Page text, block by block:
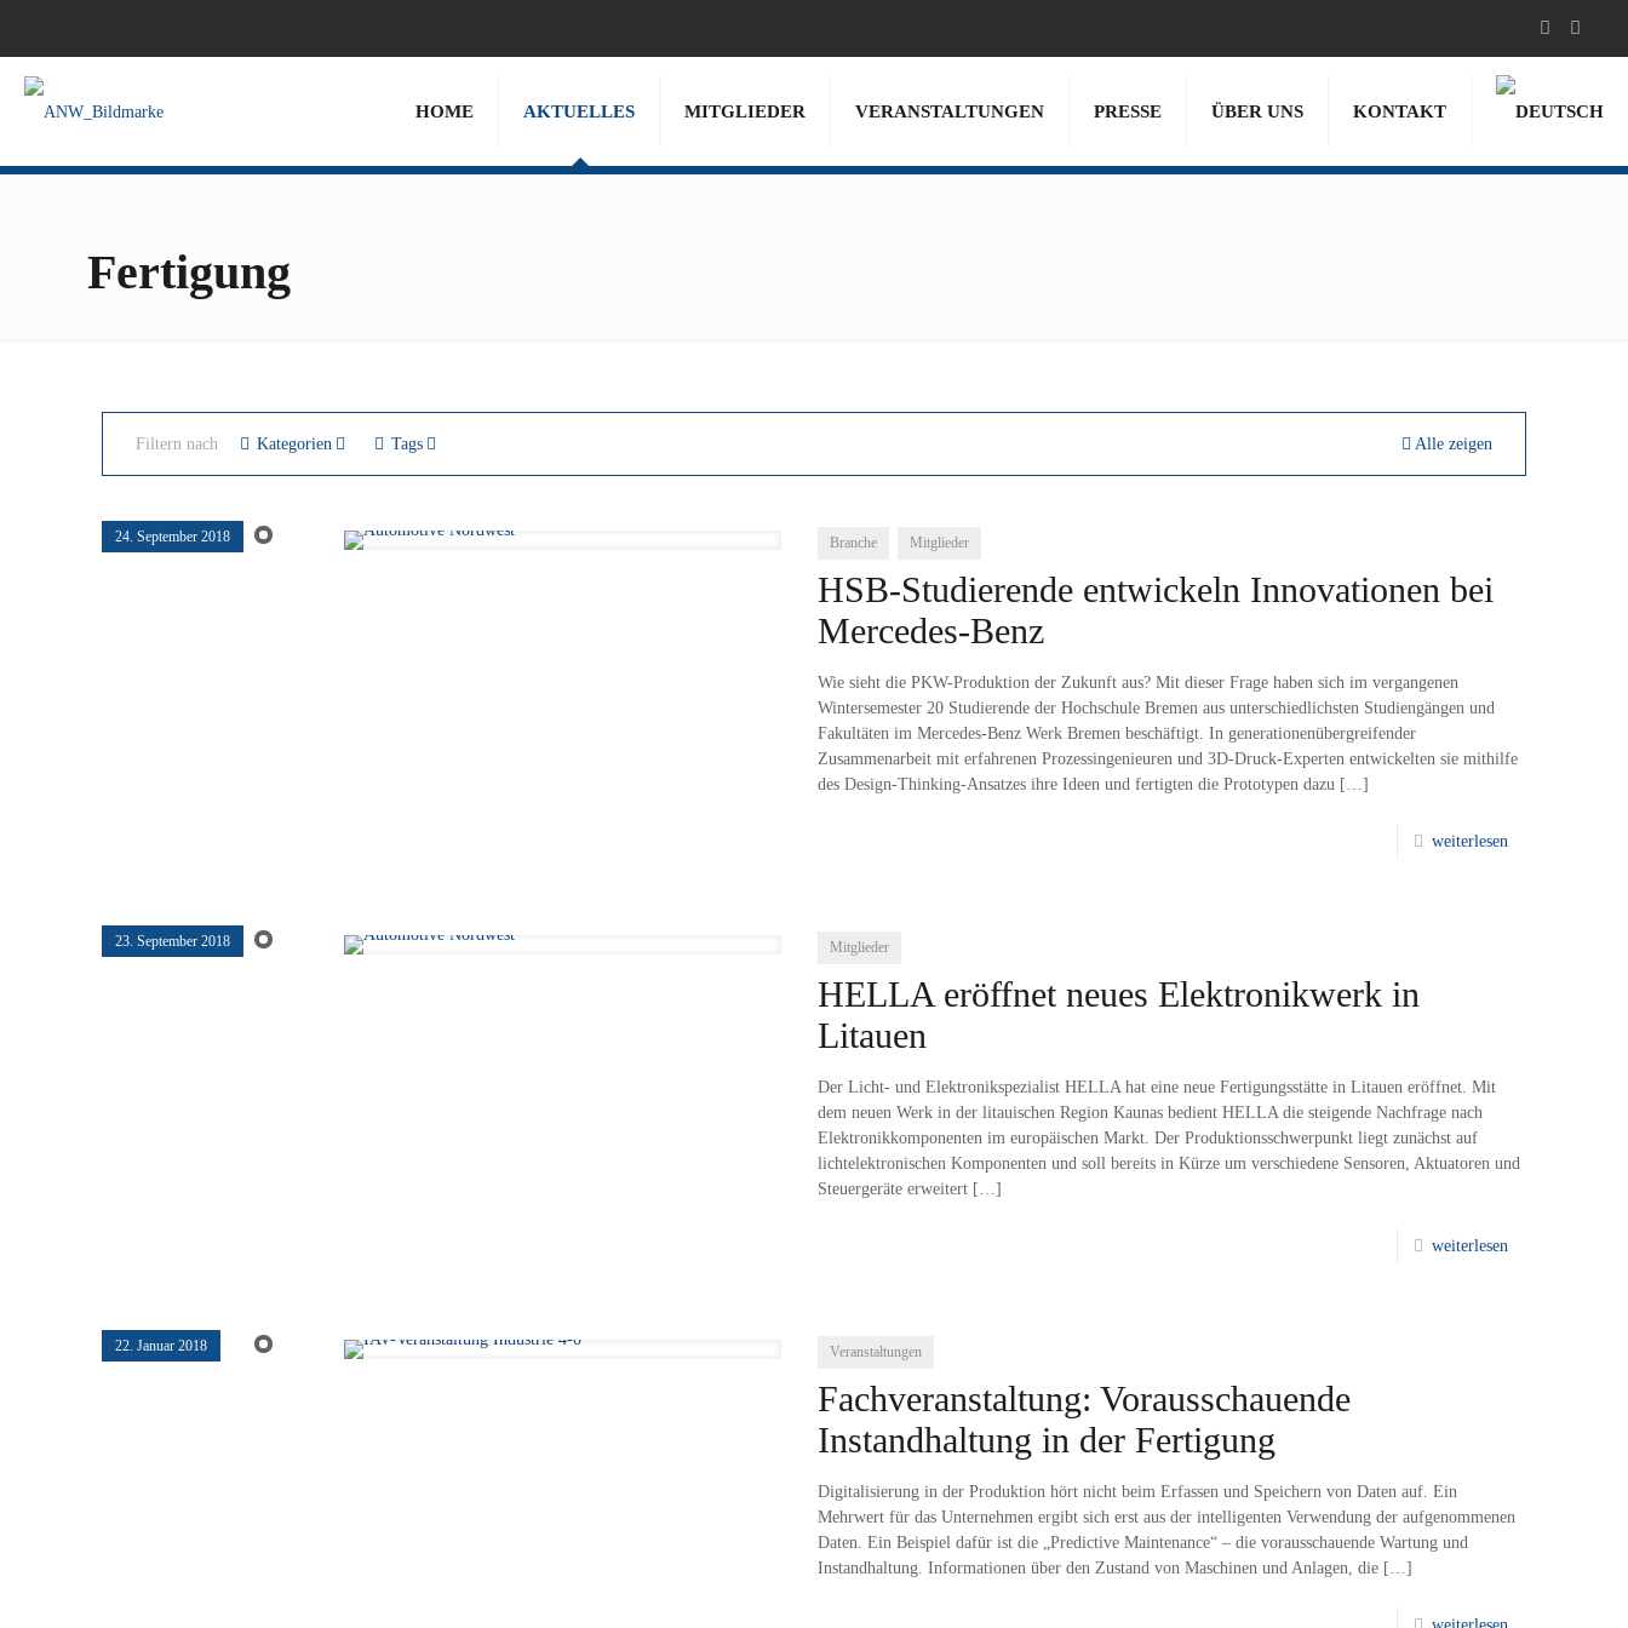
HOME AKTUELLES MITGLIEDER VERANSTALTUNGEN PRESSE ÜBER UNS KONTAKT
Fertigung
Filtern nach Kategorien Tags Alle zeigen
24. September 2018 Branche Mitglieder
HSB-Studierende entwickeln Innovationen bei
Mercedes-Benz
Wie sieht die PKW-Produktion der Zukunft aus? Mit dieser Frage haben sich im vergangenen
Wintersemester 20 Studierende der Hochschule Bremen aus unterschiedlichsten Studiengängen und
Fakultäten im Mercedes-Benz Werk Bremen beschäftigt. In generationenübergreifender
Zusammenarbeit mit erfahrenen Prozessingenieuren und 3D-Druck-Experten entwickelten sie mithilfe
des Design-Thinking-Ansatzes ihre Ideen und fertigten die Prototypen dazu […]
weiterlesen
23. September 2018 Mitglieder
HELLA eröffnet neues Elektronikwerk in
Litauen
Der Licht- und Elektronikspezialist HELLA hat eine neue Fertigungsstätte in Litauen eröffnet. Mit
dem neuen Werk in der litauischen Region Kaunas bedient HELLA die steigende Nachfrage nach
Elektronikkomponenten im europäischen Markt. Der Produktionsschwerpunkt liegt zunächst auf
lichtelektronischen Komponenten und soll bereits in Kürze um verschiedene Sensoren, Aktuatoren und
Steuergeräte erweitert […]
weiterlesen
22. Januar 2018 Veranstaltungen
Fachveranstaltung: Vorausschauende
Instandhaltung in der Fertigung
Digitalisierung in der Produktion hört nicht beim Erfassen und Speichern von Daten auf. Ein
Mehrwert für das Unternehmen ergibt sich erst aus der intelligenten Verwendung der aufgenommenen
Daten. Ein Beispiel dafür ist die „Predictive Maintenance“ – die vorausschauende Wartung und
Instandhaltung. Informationen über den Zustand von Maschinen und Anlagen, die […]